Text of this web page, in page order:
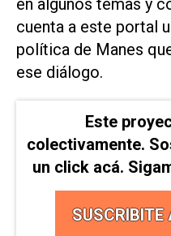
en algunos temas y
cuenta a este portal
política de Manes
ese diálogo.
Este
colectivamente.
un click acá.
SUSCRIBITE